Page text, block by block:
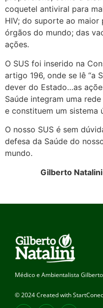
coquetel antiviral para
HIV; do suporte ao
órgãos do mundo; das
ações.
O SUS foi inserido na
artigo 196, onde se lê “a
dever do Estado…as
Saúde integram uma
e constituem um sistema
O nosso SUS é sem
defesa da Saúde do
mundo.
Gilberto
Médico e Ambientalista
© 2024 Created with